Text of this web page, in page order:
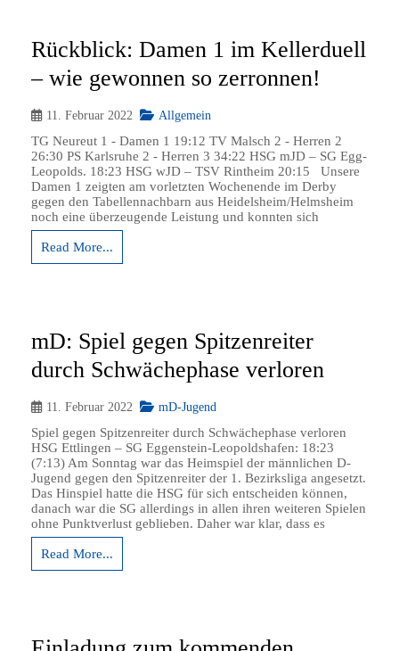
Rückblick: Damen 1 im Kellerduell
– wie gewonnen so zerronnen!
11. Februar 2022
Allgemein
TG Neureut 1 - Damen 1 19:12 TV Malsch 2 - Herren 2
26:30 PS Karlsruhe 2 - Herren 3 34:22 HSG mJD – SG Egg-
Leopolds. 18:23 HSG wJD – TSV Rintheim 20:15 Unsere
Damen 1 zeigten am vorletzten Wochenende im Derby
gegen den Tabellennachbarn aus Heidelsheim/Helmsheim
noch eine überzeugende Leistung und konnten sich
Read More...
mD: Spiel gegen Spitzenreiter
durch Schwächephase verloren
11. Februar 2022
mD-Jugend
Spiel gegen Spitzenreiter durch Schwächephase verloren
HSG Ettlingen – SG Eggenstein-Leopoldshafen: 18:23
(7:13) Am Sonntag war das Heimspiel der männlichen D-
Jugend gegen den Spitzenreiter der 1. Bezirksliga angesetzt.
Das Hinspiel hatte die HSG für sich entscheiden können,
danach war die SG allerdings in allen ihren weiteren Spielen
ohne Punktverlust geblieben. Daher war klar, dass es
Read More...